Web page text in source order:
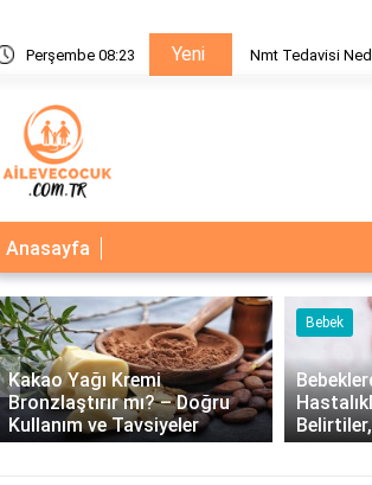
Perşembe 08:23 Yeni Nmt Tedavisi
Anasayfa
Kakao Yağı Kremi
Bronzlaştırır mı? – Doğru
Kullanım ve Tavsiyeler
Bebek
‹